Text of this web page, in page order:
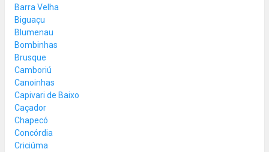
Barra Velha
Biguaçu
Blumenau
Bombinhas
Brusque
Camboriú
Canoinhas
Capivari de Baixo
Caçador
Chapecó
Concórdia
Criciúma